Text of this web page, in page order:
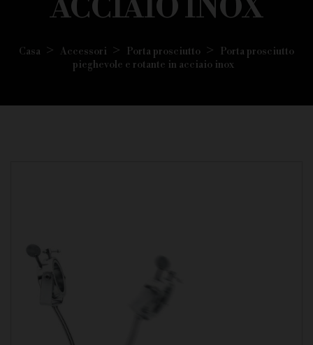
ACCIAIO INOX
Casa Accessori Porta prosciutto
Porta prosciutto
pieghevole e rotante in acciaio inox